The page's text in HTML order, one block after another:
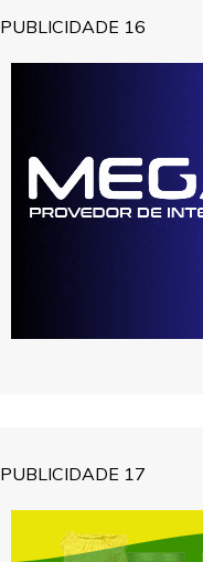
PUBLICIDADE 16
PUBLICIDADE 17